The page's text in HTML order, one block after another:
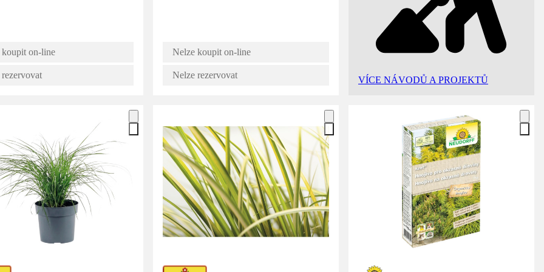
koupit on-line Nelze koupit on-line
Nelze rezervovat VÍCE NÁVODŮ A PROJEKTŮ